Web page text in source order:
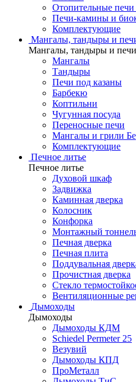
Отопительные
Печи-камины и
Комплектующие
Мангалы, тандыры и
Мангалы, тандыры и печи
Мангалы
Тандыры
Печи под казаны
Барбекю
Коптильни
Чугунная посуда
Переносные печи
Мангалы и грили
Комплектующие
Печное литье
Печное литье
Духовой шкаф
Задвижка
Каминная дверка
Колосник
Конфорка
Монтажный
Печная дверка
Печная плита
Поддувальная
Прочистная дверка
Стекло
Вентиляционные
Дымоходы
Дымоходы
Дымоходы КДМ
Schiedel Permeter 25
Везувий
Дымоходы КПД
ПроМеталл